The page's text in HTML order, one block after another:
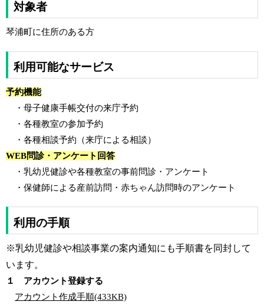
対象者
琴浦町に住所のある方
利用可能なサービス
予約機能
・母子健康手帳交付の来庁予約
・各種教室の参加予約
・各種相談予約（来庁による相談）
WEB問診・アンケート回答
・乳幼児健診や各種教室の事前問診・アンケート
・保健師による産前訪問・赤ちゃん訪問時のアンケート
利用の手順
※乳幼児健診や相談事業の案内通知にも手順書を同封して
います。
１ アカウント登録する
アカウント作成手順(433KB)